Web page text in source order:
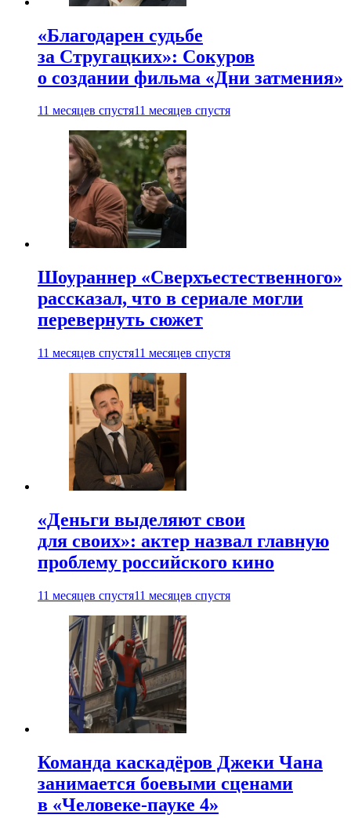
«Благодарен судьбе
за Стругацких»: Сокуров
о создании фильма «Дни затмения»
11 месяцев спустя11 месяцев спустя
Шоураннер «Сверхъестественного»
рассказал, что в сериале могли
перевернуть сюжет
11 месяцев спустя11 месяцев спустя
«Деньги выделяют свои
для своих»: актер назвал главную
проблему российского кино
11 месяцев спустя11 месяцев спустя
Команда каскадёров Джеки Чана
занимается боевыми сценами
в «Человеке-пауке 4»